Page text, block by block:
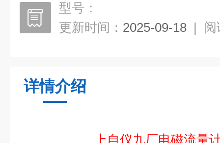
型号：
更新时间： 2025-09-18 | 阅
详情介绍
上自仪九厂电磁流量